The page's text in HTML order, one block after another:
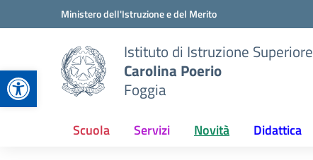
Apri la barra degli strumenti
Vai ai contenuti
Vai al menu di navigazioneMinistero dell'Istruzione e del Merito
Istituto di Istruzione Superiore
Carolina Poerio
Foggia
Scuola Servizi Novità Didattica